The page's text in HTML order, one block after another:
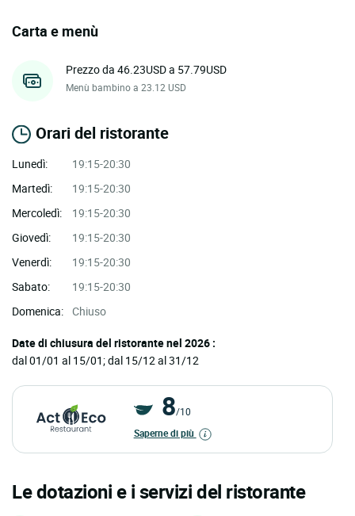
Carta e menù
Prezzo da 46.23USD a 57.79USD
Menù bambino a 23.12 USD
Orari del ristorante
Lunedì:
19:15-20:30
Martedì:
19:15-20:30
Mercoledì:
19:15-20:30
Giovedì:
19:15-20:30
Venerdì:
19:15-20:30
Sabato:
19:15-20:30
Domenica: Chiuso
Date di chiusura del ristorante nel 2026 :
dal 01/01 al 15/01; dal 15/12 al 31/12
8/10
Saperne di più
Le dotazioni e i servizi del ristorante